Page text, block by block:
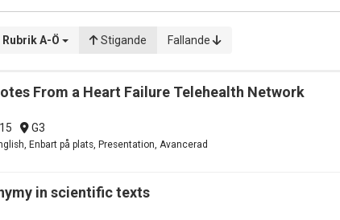
Rubrik A-Ö Stigande Fallande
From a Heart Failure Telehealth Network
G3
Enbart på plats, Presentation, Avancerad
in scientific texts